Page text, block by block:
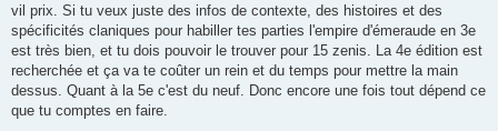
vil prix. Si tu veux juste des infos de contexte, des histoires et des
spécificités claniques pour habiller tes parties l'empire d'émeraude en 3e
est très bien, et tu dois pouvoir le trouver pour 15 zenis. La 4e édition est
recherchée et ça va te coûter un rein et du temps pour mettre la main
dessus. Quant à la 5e c'est du neuf. Donc encore une fois tout dépend ce
que tu comptes en faire.